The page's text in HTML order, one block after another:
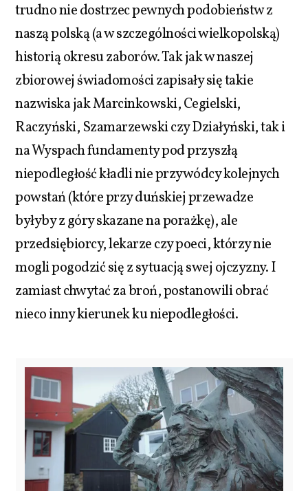
trudno nie dostrzec pewnych podobieństw z
naszą polską (a w szczególności wielkopolską)
historią okresu zaborów. Tak jak w naszej
zbiorowej świadomości zapisały się takie
nazwiska jak Marcinkowski, Cegielski,
Raczyński, Szamarzewski czy Działyński, tak i
na Wyspach fundamenty pod przyszłą
niepodległość kładli nie przywódcy kolejnych
powstań (które przy duńskiej przewadze
byłyby z góry skazane na porażkę), ale
przedsiębiorcy, lekarze czy poeci, którzy nie
mogli pogodzić się z sytuacją swej ojczyzny. I
zamiast chwytać za broń, postanowili obrać
nieco inny kierunek ku niepodległości.